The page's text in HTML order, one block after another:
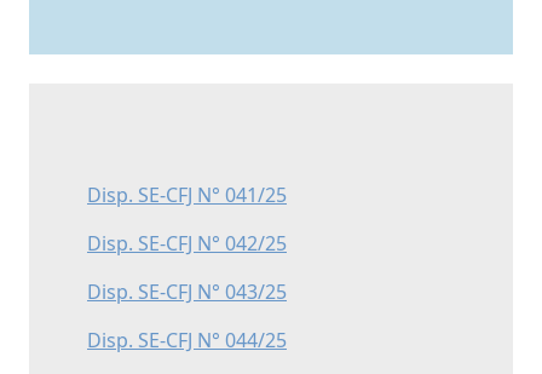
Disp. SE-CFJ N° 041/25
Disp. SE-CFJ N° 042/25
Disp. SE-CFJ N° 043/25
Disp. SE-CFJ N° 044/25